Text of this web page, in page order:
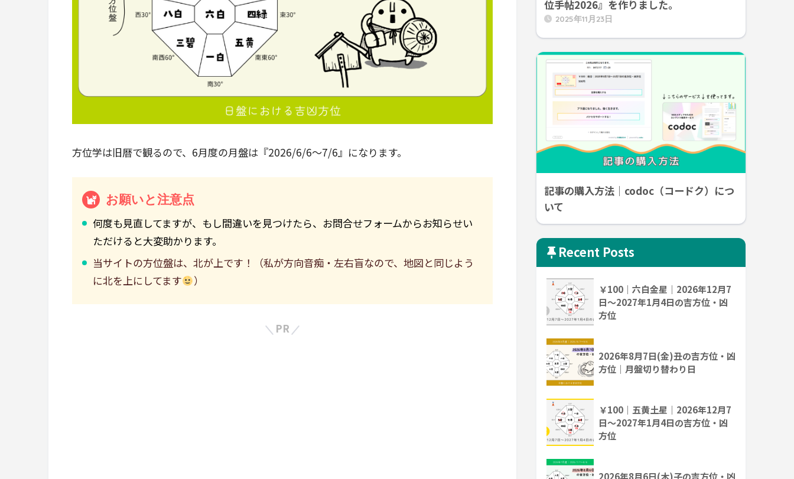
方位学は旧暦で観るので、6月度の月盤は『2026/6/6～7/6』になります。
お願いと注意点
何度も見直してますが、もし間違いを見つけたら、お問合せフォームからお知らせい
ただけると大変助かります。
当サイトの方位盤は、北が上です！（私が方向音痴・左右盲なので、地図と同じよう
に北を上にしてます
）
PR
位手帖2026』を作りました。
2025年11月23日
記事の購入方法｜codoc（コードク）につ
いて
Recent Posts
￥100｜六白金星｜2026年12月7
日～2027年1月4日の吉方位・凶
方位
2026年8月7日(金)丑の吉方位・凶
方位｜月盤切り替わり日
￥100｜五黄土星｜2026年12月7
日～2027年1月4日の吉方位・凶
方位
2026年8月6日(木)子の吉方位・凶